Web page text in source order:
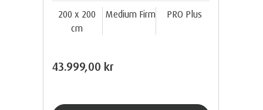
200 x 200
cm
Medium Firm PRO Plus
43.999,00 kr